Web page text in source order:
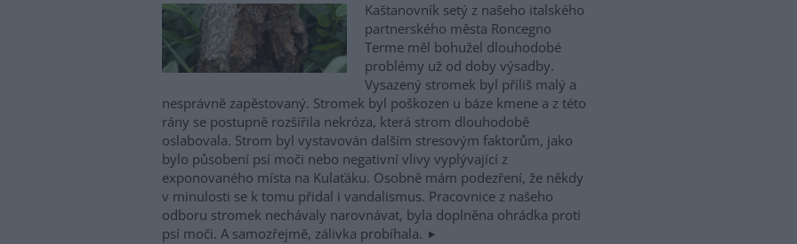
Kaštanovník setý z našeho italského
partnerského města Roncegno
Terme měl bohužel dlouhodobé
problémy už od doby výsadby.
Vysazený stromek byl příliš malý a
nesprávně zapěstovaný. Stromek byl poškozen u báze kmene a z této
rány se postupně rozšířila nekróza, která strom dlouhodobě
oslabovala. Strom byl vystavován dalším stresovým faktorům, jako
bylo působení psí moči nebo negativní vlivy vyplývající z
exponovaného místa na Kulaťáku. Osobně mám podezření, že někdy
v minulosti se k tomu přidal i vandalismus. Pracovnice z našeho
odboru stromek nechávaly narovnávat, byla doplněna ohrádka proti
psí moči. A samozřejmě, zálivka probíhala.